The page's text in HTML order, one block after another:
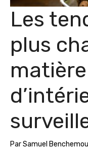
Les
plus
Par Samuel Benchemoul